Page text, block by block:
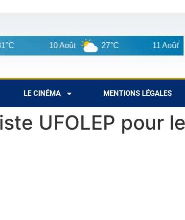
10 Août 27°C 11 Août
LE CINÉMA MENTIONS LÉGALES
UFOLEP pour